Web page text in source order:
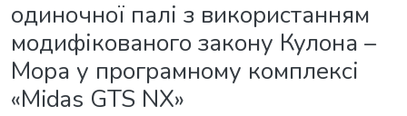
одиночної палі з використанням
модифікованого закону Кулона –
Мора у програмному комплексі
«Midas GTS NX»